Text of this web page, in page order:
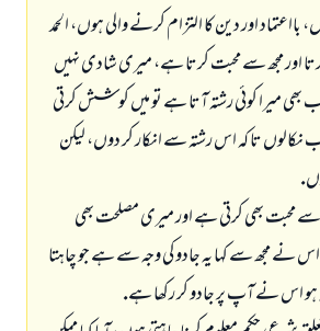
اور دين كا التزام كرنے والى ہوں، الحمد
كرتا اور مجھ سے محبت كرتا ہے، ميرى شادى نہيں
ميرا كوئى رشتہ آتا ہے تو ميں كوشش كرتى
تا كہ اس رشتہ سے انكار كر دوں، ليكن
محبت بھى كرتى ہے اور ميرى مصلحت بھى
نے مجھ سے كہا يہ جادو كى وجہ سے ہے جو چاہتا
اس نے آپ پر جادو كر ركھا ہے.